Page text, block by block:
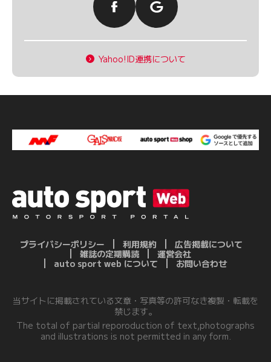
Yahoo!ID連携について
プライバシーポリシー 利用規約
広告掲載について
雑誌の定期購読
運営会社
auto sport web について
お問い合わせ
当サイトに掲載されている文章・写真等の許可なき複製・転載を
禁じます。
The total of partial reporoduction of text,photographs
and illustrations is not permitted in any form.